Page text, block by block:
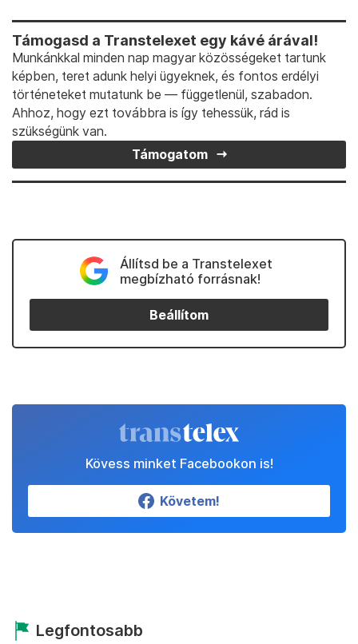
Támogasd a Transtelexet egy kávé árával!
Munkánkkal minden nap magyar közösségeket tartunk
képben, teret adunk helyi ügyeknek, és fontos erdélyi
történeteket mutatunk be — függetlenül, szabadon.
Ahhoz, hogy ezt továbbra is így tehessük, rád is
szükségünk van.
Támogatom
Állítsd be a Transtelexet
megbízható forrásnak!
Beállítom
Kövess minket Facebookon is!
Követem!
Legfontosabb